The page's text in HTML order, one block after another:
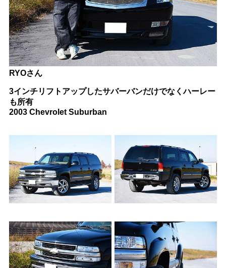
RYOさん
3インチリフトアップしたサバーバンだけでなくハーレー
も所有
2003 Chevrolet Suburban